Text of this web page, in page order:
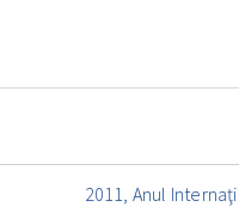
2011, Anul